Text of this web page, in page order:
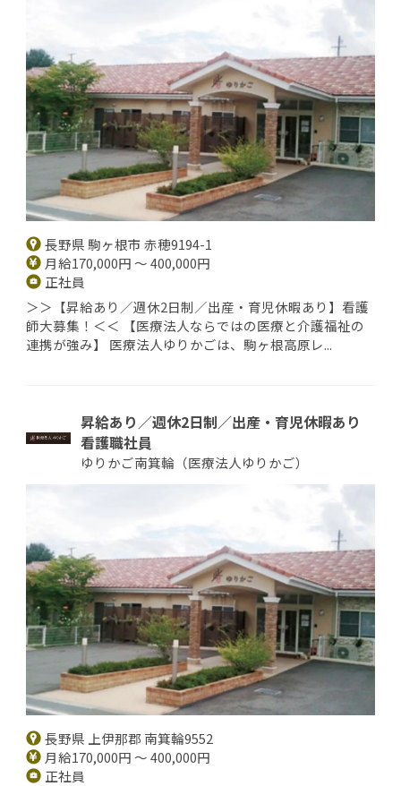
長野県 駒ヶ根市 赤穂9194-1
月給170,000円 ～ 400,000円
正社員
＞＞【昇給あり／週休2日制／出産・育児休暇あり】看護
師大募集！＜＜ 【医療法人ならではの医療と介護福祉の
連携が強み】 医療法人ゆりかごは、駒ヶ根高原レ...
昇給あり／週休2日制／出産・育児休暇あり
看護職社員
ゆりかご南箕輪（医療法人ゆりかご）
長野県 上伊那郡 南箕輪9552
月給170,000円 ～ 400,000円
正社員